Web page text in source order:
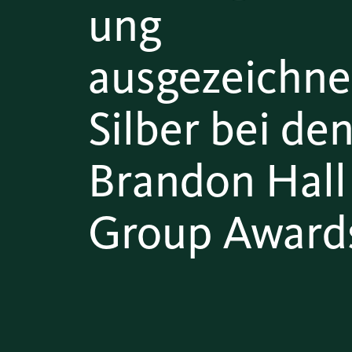
ung
Silber bei den
Brandon Hall
Group